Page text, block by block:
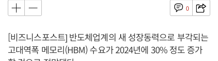
0
[비즈니스포스트] 반도체업계의 새 성장동력으로 부각되는
고대역폭 메모리(HBM) 수요가 2024년에 30% 정도 증가